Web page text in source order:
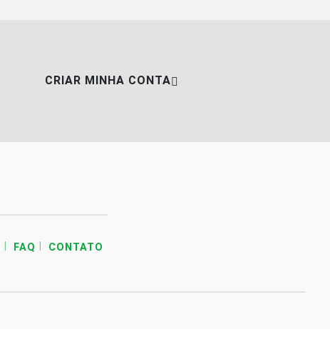
CRIAR MINHA CONTA
FAQ CONTATO